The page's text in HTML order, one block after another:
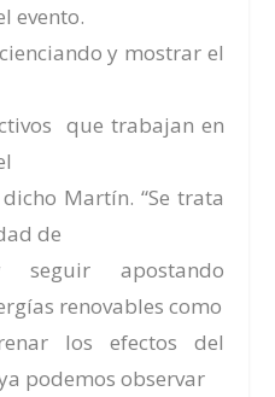
evento.
y mostrar el
que trabajan en
Martín. “Se trata
de
apostando
renovables como
los efectos del
podemos observar